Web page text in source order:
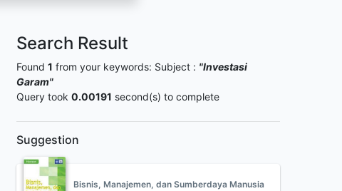
Search Result
Found 1 from your keywords: Subject : "Investasi
Garam"
Query took 0.00191 second(s) to complete
Suggestion
Bisnis, Manajemen, dan Sumberdaya Manusia